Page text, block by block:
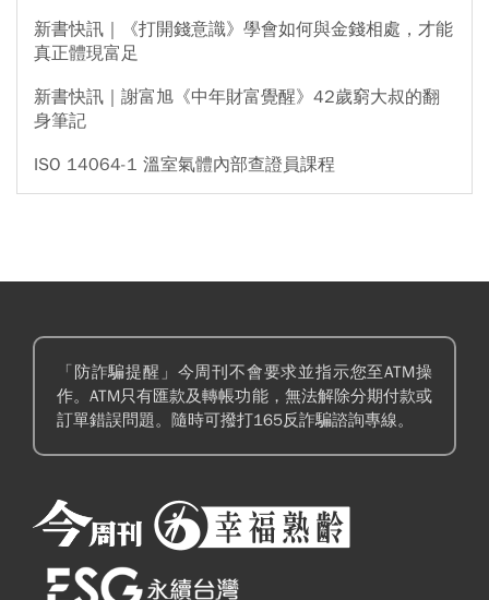
新書快訊｜《打開錢意識》學會如何與金錢相處，才能
真正體現富足
新書快訊｜謝富旭《中年財富覺醒》42歲窮大叔的翻
身筆記
ISO 14064-1 溫室氣體內部查證員課程
「防詐騙提醒」今周刊不會要求並指示您至ATM操
作。ATM只有匯款及轉帳功能，無法解除分期付款或
訂單錯誤問題。隨時可撥打165反詐騙諮詢專線。